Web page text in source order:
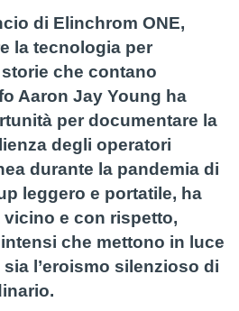
di Elinchrom ONE,
la tecnologia per
che contano
Aaron Jay Young ha
per documentare la
degli operatori
durante la pandemia di
leggero e portatile, ha
e con rispetto,
che mettono in luce
l’eroismo silenzioso di